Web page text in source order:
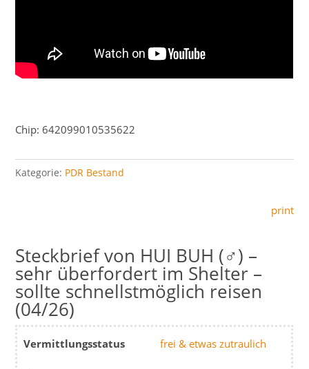
Chip: 642099010535622
Kategorie: PDR Bestand
print
HUI BUH (♂) –
sehr überfordert im Shelter –
sollte schnellstmöglich reisen
(04/26)
Vermittlungsstatus frei & etwas zutraulich